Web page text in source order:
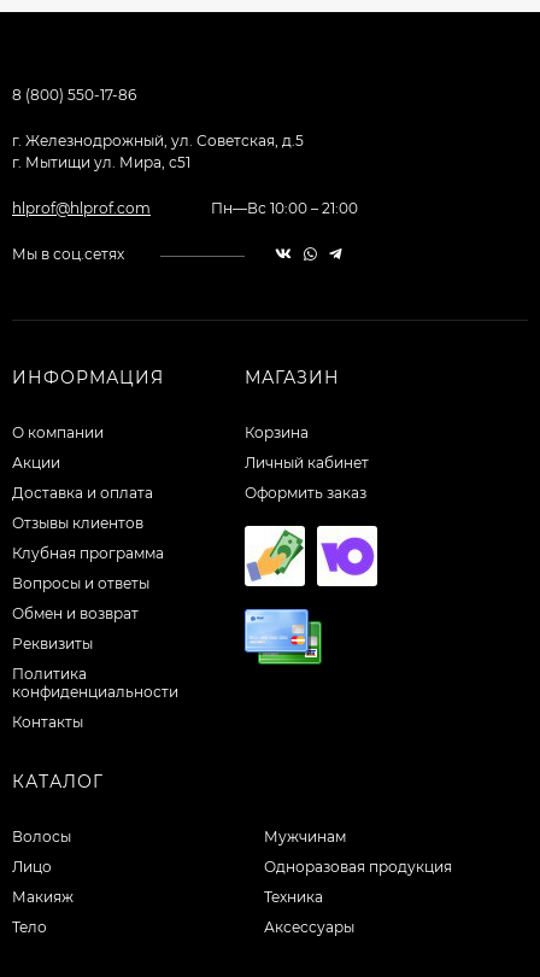
8 (800) 550-17-86
г. Железнодрожный, ул. Советская, д.5
г. Мытищи ул. Мира, с51
hlprof@hlprof.com Пн—Вс 10:00 – 21:00
Мы в соц.сетях
ИНФОРМАЦИЯ
О компании
Акции
Доставка и оплата
Отзывы клиентов
Клубная программа
Вопросы и ответы
Обмен и возврат
Реквизиты
Политика
конфиденциальности
Контакты
МАГАЗИН
Корзина
Личный кабинет
Оформить заказ
КАТАЛОГ
Волосы
Лицо
Макияж
Тело
Мужчинам
Одноразовая продукция
Техника
Аксессуары